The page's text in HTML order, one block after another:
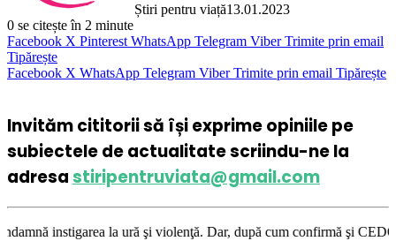
Știri pentru viață13.01.2023
0 se citește în 2 minute
Facebook X Pinterest WhatsApp Telegram Viber Trimite prin email
Tipărește
Facebook X WhatsApp Telegram Viber Trimite prin email Tipărește
Invităm cititorii să își exprime opiniile pe
subiectele de actualitate scriindu-ne la
adresastiripentruviata@gmail.com
la ură şi violenţă. Dar, după cum confirmă şi CEDO în cazul